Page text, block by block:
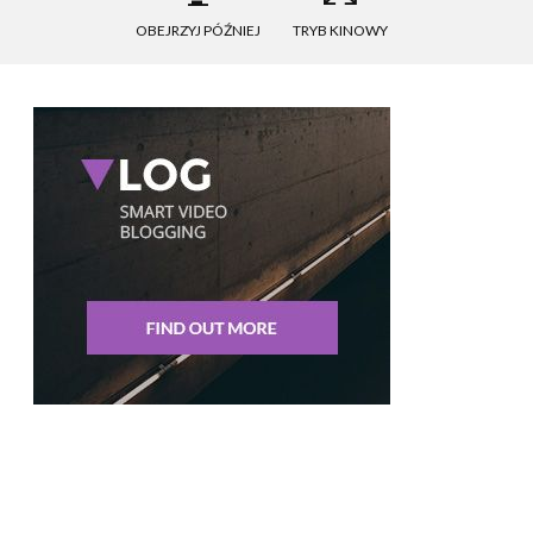
OBEJRZYJ PÓŹNIEJ TRYB KINOWY